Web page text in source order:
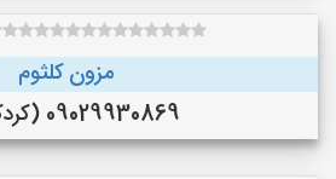
مزون کلثوم
09029930869 (کردکوی )